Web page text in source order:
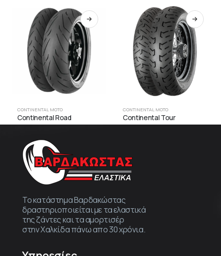
CONTINENTAL MOTO
Continental Road
CONTINENTAL MOTO
Continental Tour
Το κατάστημα Βαρδακώστας
δραστηριοποιείται με τα ελαστικά
της ζάντες και τα αμορτισέρ
στην Χαλκίδα πάνω απο 30 χρόνια.